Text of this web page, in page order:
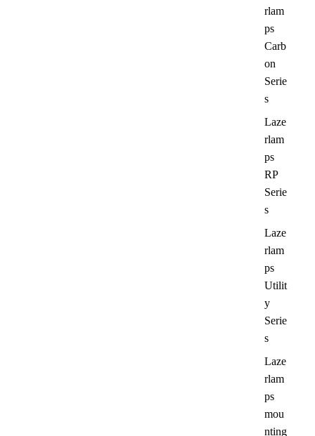
rlam
ps
Carb
on
Serie
s
Laze
rlam
ps
RP
Serie
s
Laze
rlam
ps
Utilit
y
Serie
s
Laze
rlam
ps
mou
nting